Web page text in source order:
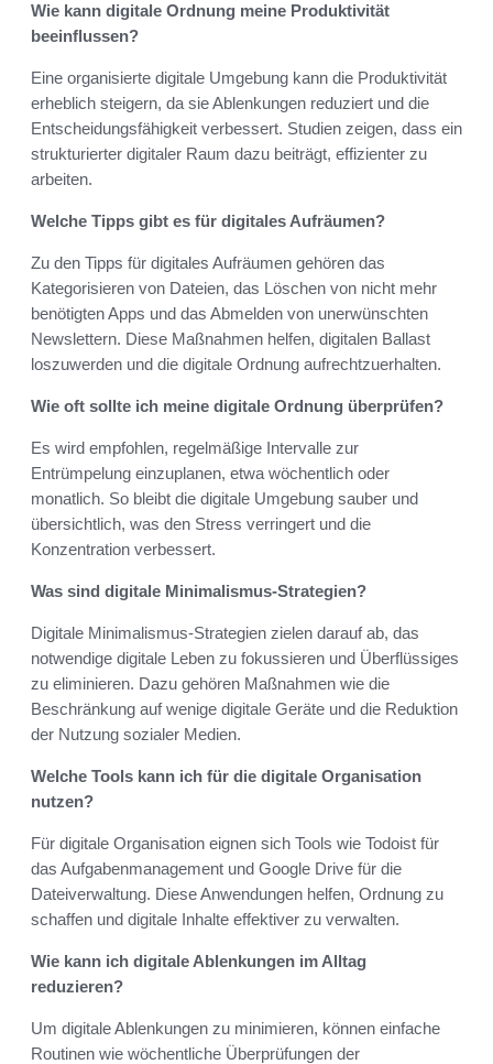
Wie kann digitale Ordnung meine Produktivität
beeinflussen?
Eine organisierte digitale Umgebung kann die Produktivität
erheblich steigern, da sie Ablenkungen reduziert und die
Entscheidungsfähigkeit verbessert. Studien zeigen, dass ein
strukturierter digitaler Raum dazu beiträgt, effizienter zu
arbeiten.
Welche Tipps gibt es für digitales Aufräumen?
Zu den Tipps für digitales Aufräumen gehören das
Kategorisieren von Dateien, das Löschen von nicht mehr
benötigten Apps und das Abmelden von unerwünschten
Newslettern. Diese Maßnahmen helfen, digitalen Ballast
loszuwerden und die digitale Ordnung aufrechtzuerhalten.
Wie oft sollte ich meine digitale Ordnung überprüfen?
Es wird empfohlen, regelmäßige Intervalle zur
Entrümpelung einzuplanen, etwa wöchentlich oder
monatlich. So bleibt die digitale Umgebung sauber und
übersichtlich, was den Stress verringert und die
Konzentration verbessert.
Was sind digitale Minimalismus-Strategien?
Digitale Minimalismus-Strategien zielen darauf ab, das
notwendige digitale Leben zu fokussieren und Überflüssiges
zu eliminieren. Dazu gehören Maßnahmen wie die
Beschränkung auf wenige digitale Geräte und die Reduktion
der Nutzung sozialer Medien.
Welche Tools kann ich für die digitale Organisation
nutzen?
Für digitale Organisation eignen sich Tools wie Todoist für
das Aufgabenmanagement und Google Drive für die
Dateiverwaltung. Diese Anwendungen helfen, Ordnung zu
schaffen und digitale Inhalte effektiver zu verwalten.
Wie kann ich digitale Ablenkungen im Alltag
reduzieren?
Um digitale Ablenkungen zu minimieren, können einfache
Routinen wie wöchentliche Überprüfungen der